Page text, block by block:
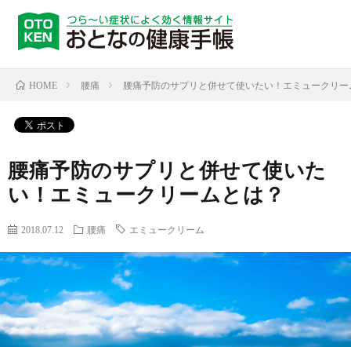
HOME 腰痛 腰痛予防のサプリと併せて使いたい！エミュークリ
腰痛予防のサプリと併せて使いた
い！エミュークリームとは？
2018.07.12 腰痛 エミュークリーム